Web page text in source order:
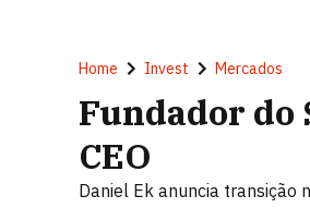
Home Invest Mercados
Fundador do
CEO
Daniel Ek anuncia transição